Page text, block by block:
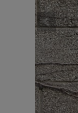
ログイン